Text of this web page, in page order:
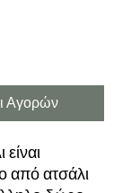
Αγορών
από ατσάλι